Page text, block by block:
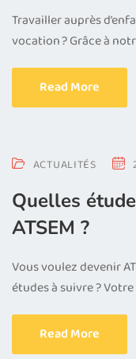
Travailler auprès
vocation ? Grâce à
Read More
ACTUALITÉS
Quelles
ATSEM ?
Vous voulez devenir
études à suivre ? Votre
Read More